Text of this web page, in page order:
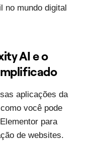
no mundo digital
AI e o
aplicações da
você pode
para
de websites.